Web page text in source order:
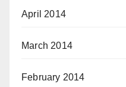
April 2014
March 2014
February 2014